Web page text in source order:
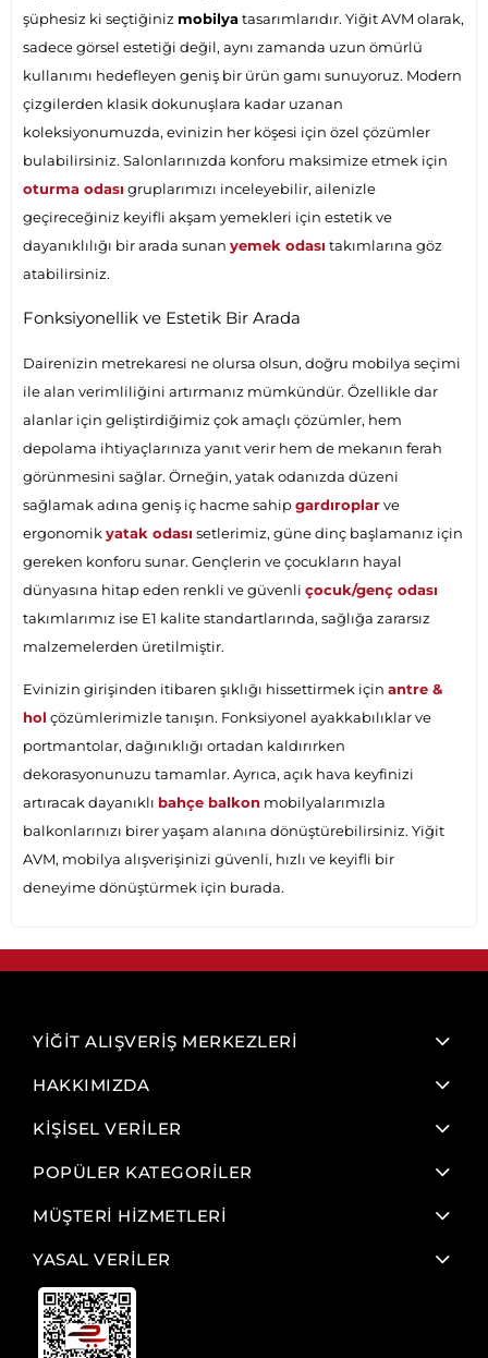
şüphesiz ki seçtiğiniz mobilyatasarımlarıdır. Yiğit AVM olarak,
sadece görsel estetiği değil, aynı zamanda uzun ömürlü
kullanımı hedefleyen geniş bir ürün gamı sunuyoruz. Modern
çizgilerden klasik dokunuşlara kadar uzanan
koleksiyonumuzda, evinizin her köşesi için özel çözümler
bulabilirsiniz. Salonlarınızda konforu maksimize etmek için
oturma odası gruplarımızı inceleyebilir, ailenizle
geçireceğiniz keyifli akşam yemekleri için estetik ve
dayanıklılığı bir arada sunan yemek odası takımlarına göz
atabilirsiniz.
Fonksiyonellik ve Estetik Bir Arada
Dairenizin metrekaresi ne olursa olsun, doğru mobilya seçimi
ile alan verimliliğini artırmanız mümkündür. Özellikle dar
alanlar için geliştirdiğimiz çok amaçlı çözümler, hem
depolama ihtiyaçlarınıza yanıt verir hem de mekanın ferah
görünmesini sağlar. Örneğin, yatak odanızda düzeni
sağlamak adına geniş iç hacme sahipgardıroplarve
ergonomik yatak odası setlerimiz, güne dinç başlamanız için
gereken konforu sunar. Gençlerin ve çocukların hayal
dünyasına hitap eden renkli ve güvenli çocuk/genç odası
takımlarımız ise E1 kalite standartlarında, sağlığa zararsız
malzemelerden üretilmiştir.
Evinizin girişinden itibaren şıklığı hissettirmek için antre &
hol çözümlerimizle tanışın. Fonksiyonel ayakkabılıklar ve
portmantolar, dağınıklığı ortadan kaldırırken
dekorasyonunuzu tamamlar. Ayrıca, açık hava keyfinizi
artıracak dayanıklı bahçe balkon mobilyalarımızla
balkonlarınızı birer yaşam alanına dönüştürebilirsiniz. Yiğit
AVM, mobilya alışverişinizi güvenli, hızlı ve keyifli bir
deneyime dönüştürmek için burada.
YİĞİT ALIŞVERİŞ MERKEZLERİ
HAKKIMIZDA
KİŞİSEL VERİLER
POPÜLER KATEGORİLER
MÜŞTERİ HİZMETLERİ
YASAL VERİLER